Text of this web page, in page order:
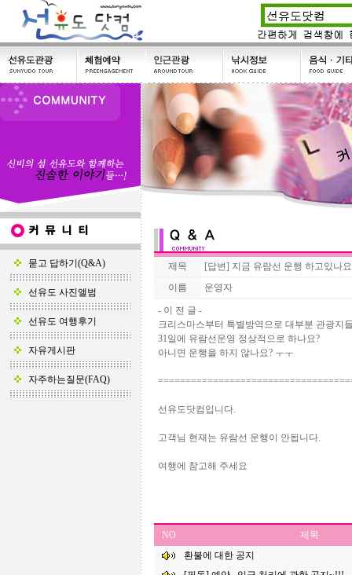
묻고 답하기(Q&A)
선유도 사진앨범
선유도 여행후기
자유게시판
자주하는질문(FAQ)
제목
[답변] 지금 유람선 운행 하고있나요
이름
운영자
- 이 전 글 -
크리스마스부터 특별방역으로 대부분 관광지
31일에 유람선운영 정상적으로 하나요?
아니면 운행을 하지 않나요? ㅜㅜ
선유도닷컴입니다.
고객님 현재는 유람선 운행이 안됩니다.
여행에 참고해 주세요
NO
제목
환불에 대한 공지